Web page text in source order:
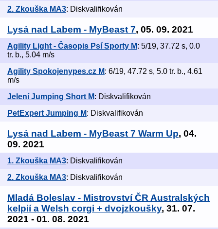
2. Zkouška MA3: Diskvalifikován
Lysá nad Labem - MyBeast 7, 05. 09. 2021
Agility Light - Časopis Psí Sporty M: 5/19, 37.72 s, 0.0
tr. b., 5.04 m/s
Agility Spokojenypes.cz M: 6/19, 47.72 s, 5.0 tr. b., 4.61
m/s
Jelení Jumping Short M: Diskvalifikován
PetExpert Jumping M: Diskvalifikován
Lysá nad Labem - MyBeast 7 Warm Up, 04.
09. 2021
1. Zkouška MA3: Diskvalifikován
2. Zkouška MA3: Diskvalifikován
Mladá Boleslav - Mistrovství ČR Australských
kelpií a Welsh corgi + dvojzkoušky, 31. 07.
2021 - 01. 08. 2021